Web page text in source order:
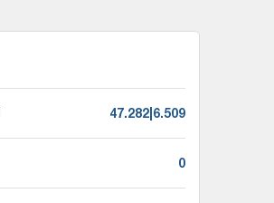
47.282|6.509
0